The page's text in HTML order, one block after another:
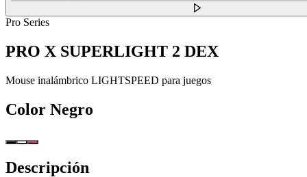
Pro Series
PRO X SUPERLIGHT 2 DEX
Mouse inalámbrico LIGHTSPEED para juegos
Color Negro
Descripción